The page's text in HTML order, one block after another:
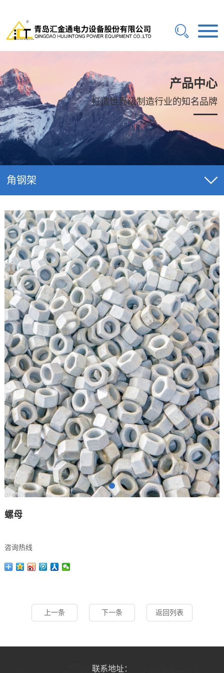
产品中心
打造世界级制造行业的知名品牌
角钢架
螺母
咨询热线
上一条 下一条 返回列表
联系地址：